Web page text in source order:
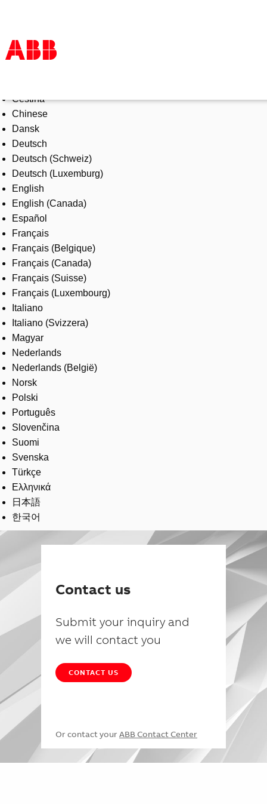
Products & Solutions
Industries
Services
About us
Where to buy
Contact us
Careers
Čeština
Chinese
Dansk
Deutsch
Deutsch (Schweiz)
Deutsch (Luxemburg)
English
English (Canada)
Español
Français
Français (Belgique)
Français (Canada)
Français (Suisse)
Français (Luxembourg)
Italiano
Italiano (Svizzera)
Magyar
Nederlands
Nederlands (België)
Norsk
Polski
Português
Slovenčina
Suomi
Svenska
Türkçe
Ελληνικά
日本語
한국어
Contact us
Submit your inquiry and
we will contact you
CONTACT US
Or contact your ABB Contact Center